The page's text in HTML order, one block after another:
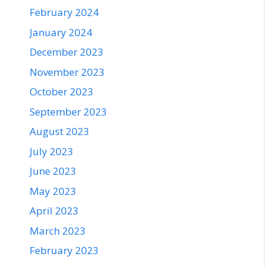
February 2024
January 2024
December 2023
November 2023
October 2023
September 2023
August 2023
July 2023
June 2023
May 2023
April 2023
March 2023
February 2023